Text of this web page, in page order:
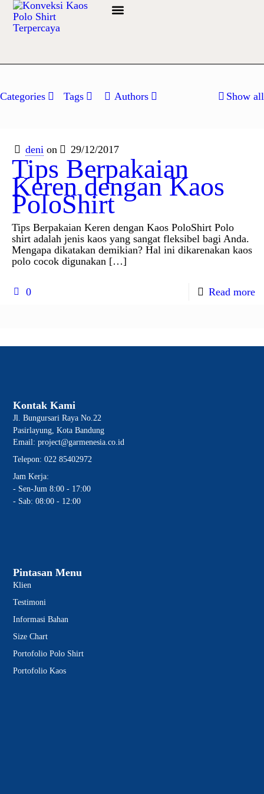
Categories Tags Authors Show all
deni on 29/12/2017
Tips Berpakaian
Keren dengan Kaos
PoloShirt
Tips Berpakaian Keren dengan Kaos PoloShirt Polo
shirt adalah jenis kaos yang sangat fleksibel bagi Anda.
Mengapa dikatakan demikian? Hal ini dikarenakan kaos
polo cocok digunakan […]
0 Read more
Pintasan Menu
Klien
Testimoni
Informasi Bahan
Size Chart
Portofolio Polo Shirt
Portofolio Kaos
Kontak Kami
Jl. Bungursari Raya No.22
Pasirlayung, Kota Bandung
Email: project@garmenesia.co.id
Telepon: 022 85402972
Jam Kerja:
- Sen-Jum 8:00 - 17:00
- Sab: 08:00 - 12:00